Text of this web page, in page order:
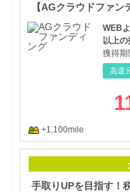
【AGクラウドファ
WEB
以上
獲得期
高還
+1,100mile
手取りUPを目指す！